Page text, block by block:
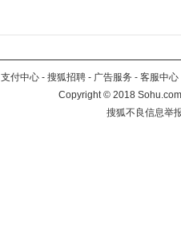
支付中心 - 搜狐招聘 - 广告服务 - 客服中心
Copyright©2018
搜狐不良信息举